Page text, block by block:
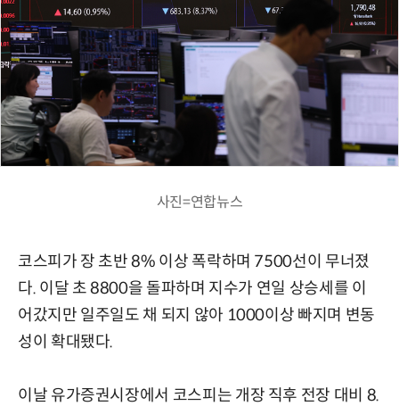
사진=연합뉴스
코스피가 장 초반 8% 이상 폭락하며 7500선이 무너졌
다. 이달 초 8800을 돌파하며 지수가 연일 상승세를 이
어갔지만 일주일도 채 되지 않아 1000이상 빠지며 변동
성이 확대됐다.
이날 유가증권시장에서 코스피는 개장 직후 전장 대비 8.